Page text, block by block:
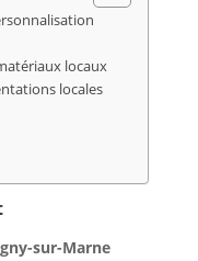
locaux
locales
sur-Marne